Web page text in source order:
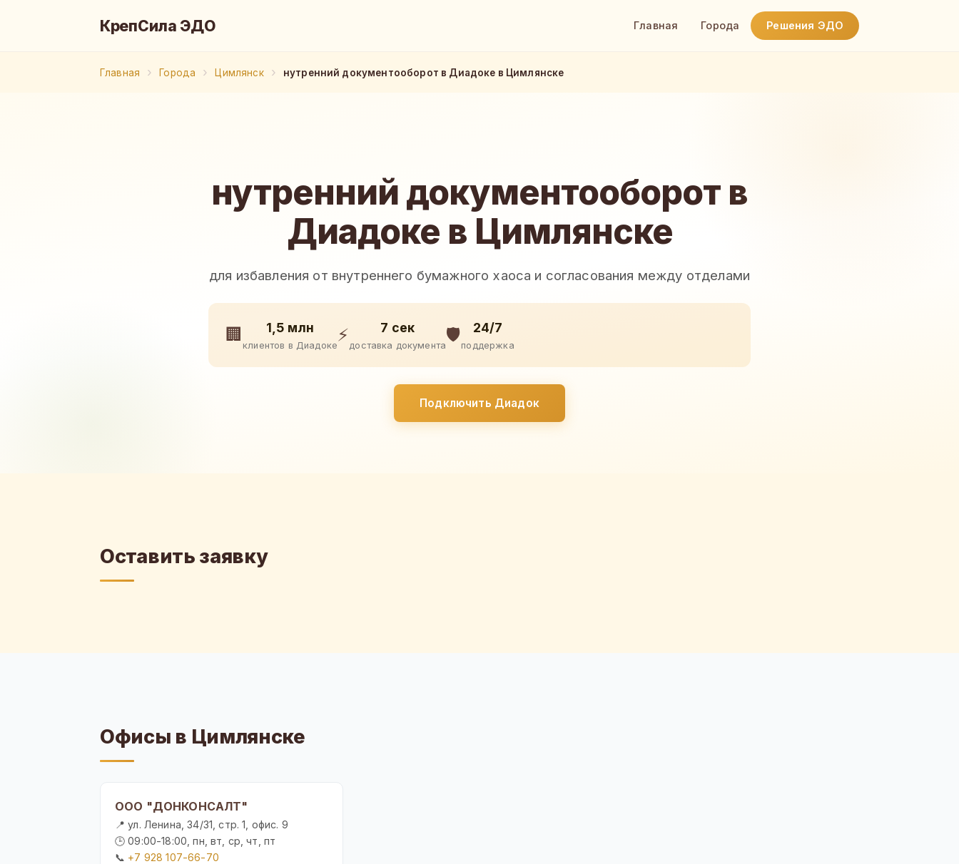
КрепСила ЭДО Главная Города Решения ЭДО
Главная Города Цимлянск нутренний документооборот в Диадоке в Цимлянске
нутренний документооборот в
Диадоке в Цимлянске
для избавления от внутреннего бумажного хаоса и согласования между отделами
🏢 1,5 млн
клиентов в Диадоке
⚡ 7 сек
доставка документа
🛡️ 24/7
поддержка
Подключить Диадок
Оставить заявку
Офисы в Цимлянске
ООО "ДОНКОНСАЛТ"
📍 ул. Ленина, 34/31, стр. 1, офис. 9
🕒 09:00-18:00, пн, вт, ср, чт, пт
📞 +7 928 107-66-70